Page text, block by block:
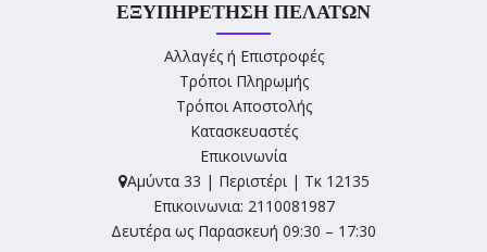
ΕΞΥΠΗΡΈΤΗΣΗ ΠΕΛΑΤΏΝ
Αλλαγές ή Επιστροφές
Τρόποι Πληρωμής
Τρόποι Αποστολής
Κατασκευαστές
Επικοινωνία
Αμύντα 33 | Περιστέρι | Τκ 12135
Επικοινωνια: 2110081987
Δευτέρα ως Παρασκευή 09:30 – 17:30